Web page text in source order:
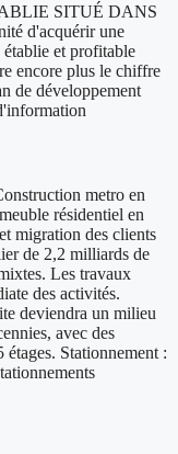
SITUÉ DANS
d'acquérir une
établie et profitable
encore plus le chiffre
de développement
metro en
résidentiel en
migration des clients
de 2,2 milliards de
Les travaux
des activités.
deviendra un milieu
avec des
Stationnement :